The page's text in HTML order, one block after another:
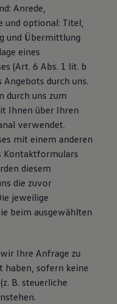
Anrede,
und optional: Titel,
und Übermittlung
eines
(Art. 6 Abs. 1 lit. b
Angebots durch uns.
durch uns zum
Ihnen über Ihren
verwendet.
mit einem anderen
Kontaktformulars
diesem
die zuvor
jeweilige
beim ausgewählten
Ihre Anfrage zu
sofern keine
B. steuerliche